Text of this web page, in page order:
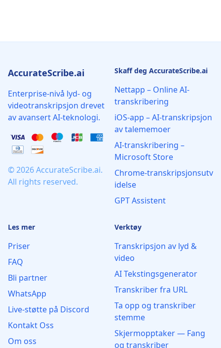
AccurateScribe.ai
Enterprise-nivå lyd- og
videotranskripsjon drevet
av avansert AI-teknologi.
© 2026 AccurateScribe.ai.
All rights reserved.
Skaff deg AccurateScribe.ai
Nettapp – Online AI-
transkribering
iOS-app – AI-transkripsjon
av talememoer
AI‑transkribering –
Microsoft Store
Chrome‑transkripsjonsutv
idelse
GPT Assistent
Les mer
Priser
FAQ
Bli partner
WhatsApp
Live‑støtte på Discord
Kontakt Oss
Om oss
Verktøy
Transkripsjon av lyd &
video
AI Tekstingsgenerator
Transkriber fra URL
Ta opp og transkriber
stemme
Skjermopptaker — Fang
og transkriber